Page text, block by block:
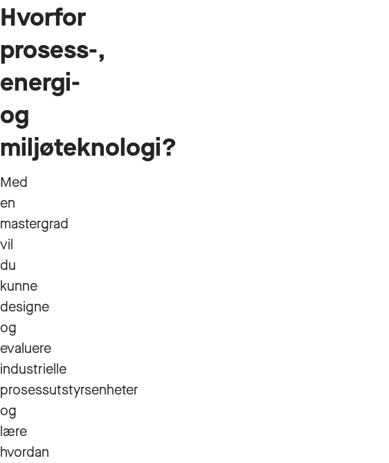
Hvorfor
prosess-,
energi-
og
miljøteknologi?
Med
en
mastergrad
vil
du
kunne
designe
og
evaluere
industrielle
prosessutstyrsenheter
og
lære
hvordan